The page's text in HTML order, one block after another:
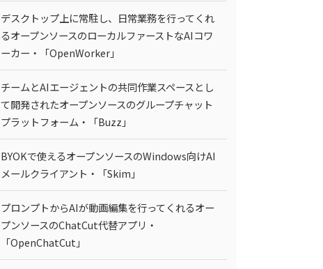
デスクトップ上に常駐し、日常業務を行ってくれ
るオープンソースのローカルファーストなAIコワ
ーカー・「OpenWorker」
チームとAIエージェントの共同作業スペースとし
て開発されたオープンソースのグループチャット
プラットフォーム・「Buzz」
BYOKで使えるオープンソースのWindows向けAI
メールクライアント・「Skim」
プロンプトからAIが動画編集を行ってくれるオー
プンソースのChatCut代替アプリ・
「OpenChatCut」